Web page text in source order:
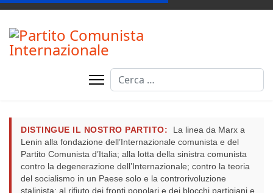
Cerca
DISTINGUE IL NOSTRO PARTITO:
La linea da Marx a
Lenin alla fondazione dell’Internazionale comunista e del
Partito Comunista d’Italia; alla lotta della sinistra comunista
contro la degenerazione dell’Internazionale; contro la teoria
del socialismo in un Paese solo e la controrivoluzione
stalinista; al rifiuto dei fronti popolari e dei blocchi partigiani e